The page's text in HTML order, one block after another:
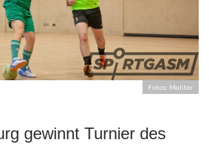
Fotos: Molitor
gewinnt Turnier des